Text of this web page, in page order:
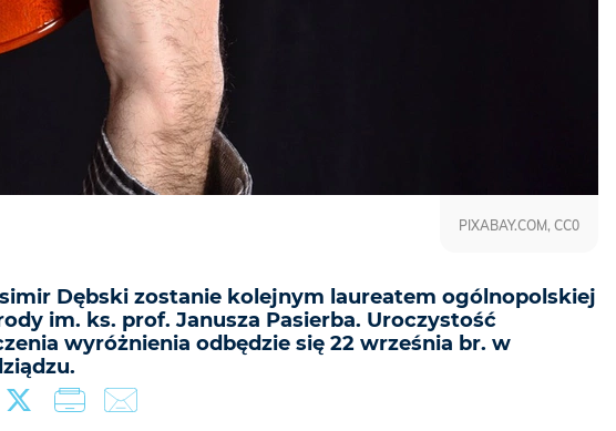
Dębski zostanie kolejnym laureatem ogólnopolskiej
im. ks. prof. Janusza Pasierba. Uroczystość
wyróżnienia odbędzie się 22 września br. w
PIXABAY.COM, CC0